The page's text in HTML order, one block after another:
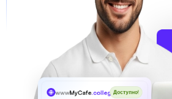
wwwMyCafe.collegeДоступно!